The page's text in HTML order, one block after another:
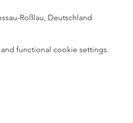
Roßlau, Deutschland
functional cookie settings.